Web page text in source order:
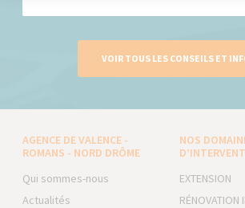
VOIR TOUS LES CONSEILS ET
AGENCE DE VALENCE -
ROMANS - NORD DRÔME
Qui sommes-nous
Actualités
NOS
EXTENSION
RÉNOVATION